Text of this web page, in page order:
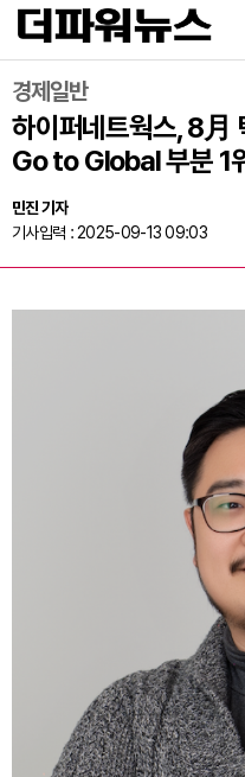
경제일반
하이퍼네트웍스, 8月
Go to Global 부분 1
민진 기자
기사입력 : 2025-09-13 09:03